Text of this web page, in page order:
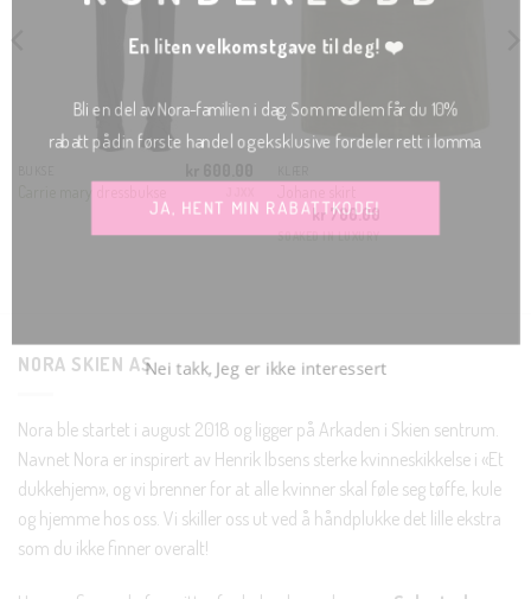
kr700.00
SOAKED IN LUXURY
NORA SKIEN AS
Nora ble startet i august 2018 og ligger på Arkaden i Skien sentrum.
Navnet Nora er inspirert av Henrik Ibsens sterke kvinneskikkelse i «Et
dukkehjem», og vi brenner for at alle kvinner skal føle seg tøffe, kule
og hjemme hos oss. Vi skiller oss ut ved å håndplukke det lille ekstra
som du ikke finner overalt!
En liten velkomstgave til deg! ❤️
Bli en del av Nora-familien i dag. Som medlem får du 10%
rabatt på din første handel og eksklusive fordeler rett i lomma.
JA, HENT MIN RABATTKODE!